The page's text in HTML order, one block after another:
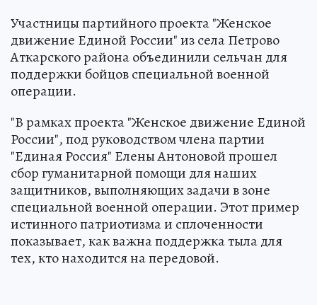
Участницы партийного проекта "Женское
движение Единой России" из села Петрово
Аткарского района объединили сельчан для
поддержки бойцов специальной военной
операции.
"В рамках проекта "Женское движение Единой
России", под руководством члена партии
"Единая Россия" Елены Антоновой прошел
сбор гуманитарной помощи для наших
защитников, выполняющих задачи в зоне
специальной военной операции. Этот пример
истинного патриотизма и сплоченности
показывает, как важна поддержка тыла для
тех, кто находится на передовой.